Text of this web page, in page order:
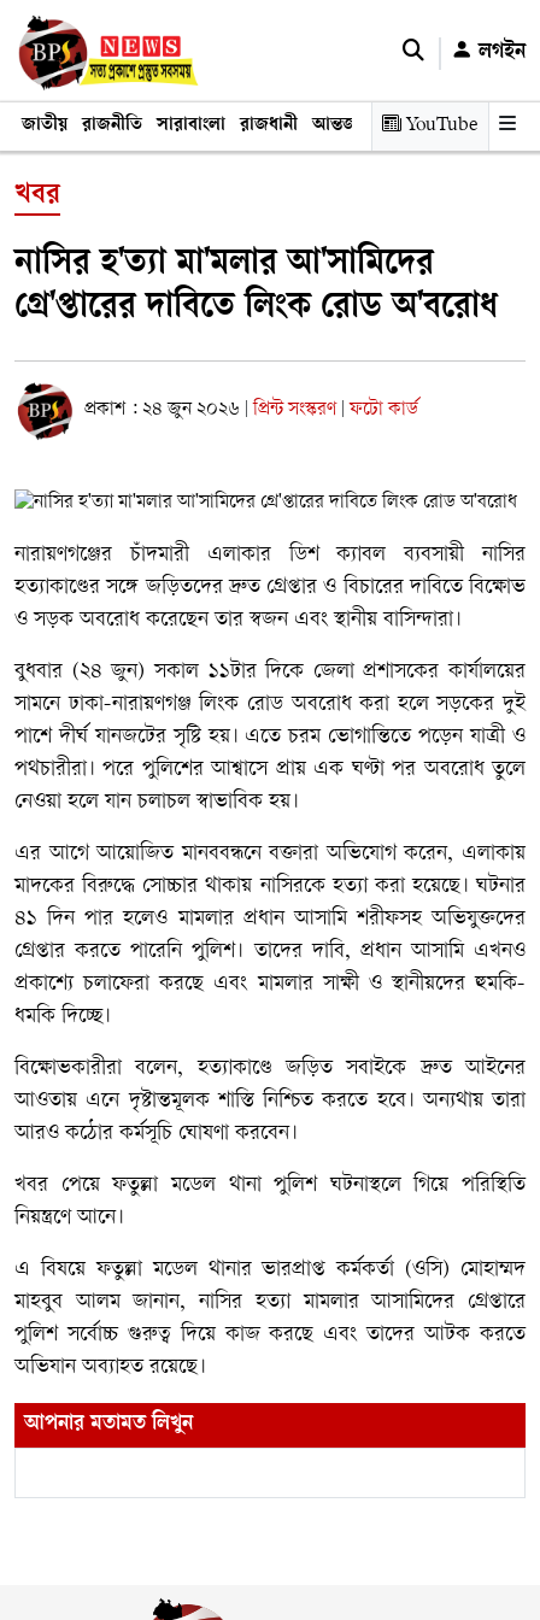
লগইন
জাতীয় রাজনীতি সারাবাংলা রাজধানী আন্তর্জাতিক অর্থনীতি তথ্য
YouTube
খবর
নাসির হ'ত্যা মা'মলার আ'সামিদের
গ্রে'প্তারের দাবিতে লিংক রোড অ'বরোধ
প্রকাশ : ২৪ জুন ২০২৬ প্রিন্ট সংস্করণ ফটো কার্ড
নারায়ণগঞ্জের চাঁদমারী এলাকার ডিশ ক্যাবল ব্যবসায়ী নাসির
হত্যাকাণ্ডের সঙ্গে জড়িতদের দ্রুত গ্রেপ্তার ও বিচারের দাবিতে বিক্ষোভ
ও সড়ক অবরোধ করেছেন তার স্বজন এবং স্থানীয় বাসিন্দারা।
বুধবার (২৪ জুন) সকাল ১১টার দিকে জেলা প্রশাসকের কার্যালয়ের
সামনে ঢাকা-নারায়ণগঞ্জ লিংক রোড অবরোধ করা হলে সড়কের দুই
পাশে দীর্ঘ যানজটের সৃষ্টি হয়। এতে চরম ভোগান্তিতে পড়েন যাত্রী ও
পথচারীরা। পরে পুলিশের আশ্বাসে প্রায় এক ঘণ্টা পর অবরোধ তুলে
নেওয়া হলে যান চলাচল স্বাভাবিক হয়।
এর আগে আয়োজিত মানববন্ধনে বক্তারা অভিযোগ করেন, এলাকায়
মাদকের বিরুদ্ধে সোচ্চার থাকায় নাসিরকে হত্যা করা হয়েছে। ঘটনার
৪১ দিন পার হলেও মামলার প্রধান আসামি শরীফসহ অভিযুক্তদের
গ্রেপ্তার করতে পারেনি পুলিশ। তাদের দাবি, প্রধান আসামি এখনও
প্রকাশ্যে চলাফেরা করছে এবং মামলার সাক্ষী ও স্থানীয়দের হুমকি-
ধমকি দিচ্ছে।
বিক্ষোভকারীরা বলেন, হত্যাকাণ্ডে জড়িত সবাইকে দ্রুত আইনের
আওতায় এনে দৃষ্টান্তমূলক শাস্তি নিশ্চিত করতে হবে। অন্যথায় তারা
আরও কঠোর কর্মসূচি ঘোষণা করবেন।
খবর পেয়ে ফতুল্লা মডেল থানা পুলিশ ঘটনাস্থলে গিয়ে পরিস্থিতি
নিয়ন্ত্রণে আনে।
এ বিষয়ে ফতুল্লা মডেল থানার ভারপ্রাপ্ত কর্মকর্তা (ওসি) মোহাম্মদ
মাহবুব আলম জানান, নাসির হত্যা মামলার আসামিদের গ্রেপ্তারে
পুলিশ সর্বোচ্চ গুরুত্ব দিয়ে কাজ করছে এবং তাদের আটক করতে
অভিযান অব্যাহত রয়েছে।
আপনার মতামত লিখুন